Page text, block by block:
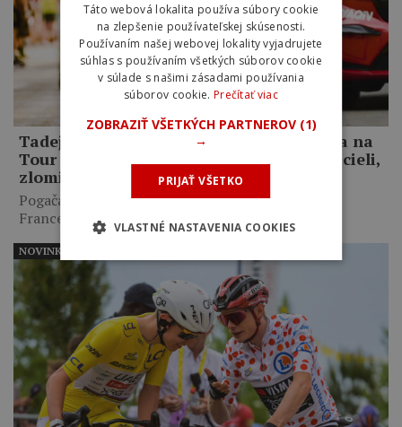
Tadej Pogačar o kolapse Primoža Rogliča na
Tour de France 2020: Keď som ho videl v cieli,
zlomilo mi to srdce
Pogačar priznal, že svoj prvý triumf na Tour de
France…
NOVINKY
Táto webová lokalita používa súbory cookie
na zlepšenie používateľskej skúsenosti.
Používaním našej webovej lokality vyjadrujete
súhlas s používaním všetkých súborov cookie
v súlade s našimi zásadami používania
súborov cookie. Prečítať viac
ZOBRAZIŤ VŠETKÝCH PARTNEROV (1)
→
PRIJAŤ VŠETKO
VLASTNÉ NASTAVENIA COOKIES